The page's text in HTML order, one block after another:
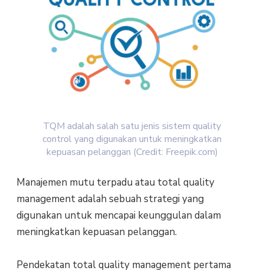
TQM adalah salah satu jenis sistem quality
control yang digunakan untuk meningkatkan
kepuasan pelanggan (Credit: Freepik.com)
Manajemen mutu terpadu atau total quality
management adalah sebuah strategi yang
digunakan untuk mencapai keunggulan dalam
meningkatkan kepuasan pelanggan.
Pendekatan total quality management pertama